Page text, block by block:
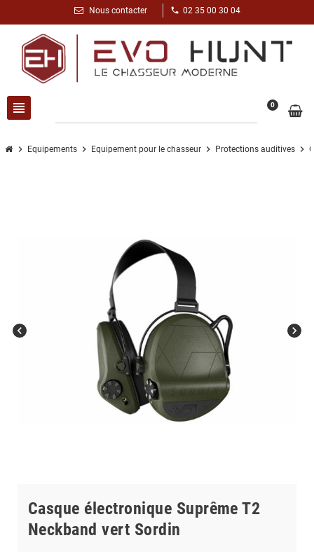
Nous contacter phone 02 35 00 30 04
view_headline 0
chevron_right Equipements chevron_right Equipement pour le chasseur chevron_right Protections auditives chevron_right
chevron_left chevron_right
Casque électronique Suprême T2
Neckband vert Sordin